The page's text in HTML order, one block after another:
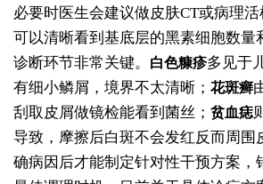
必要时医生会建议做皮肤CT或病理
可以清晰看到基底层的黑素细胞数量
诊断环节非常关键。
白色糠疹多见于
有细小鳞屑，境界不太清晰； 花斑癣
刮取皮屑做镜检能看到菌丝； 贫血痣
导致，摩擦后白斑不会发红反而周围
确病因后才能制定针对性干预方案，